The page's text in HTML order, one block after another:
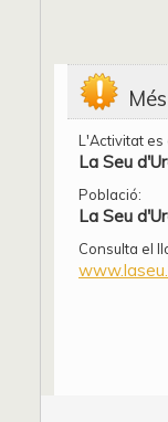
L'Activitat es
La Seu
Població:
La Seu
Consulta el